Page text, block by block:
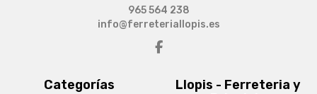
Categorías
Llopis - Ferreteria y
965 564 238
info@ferreteriallopis.es